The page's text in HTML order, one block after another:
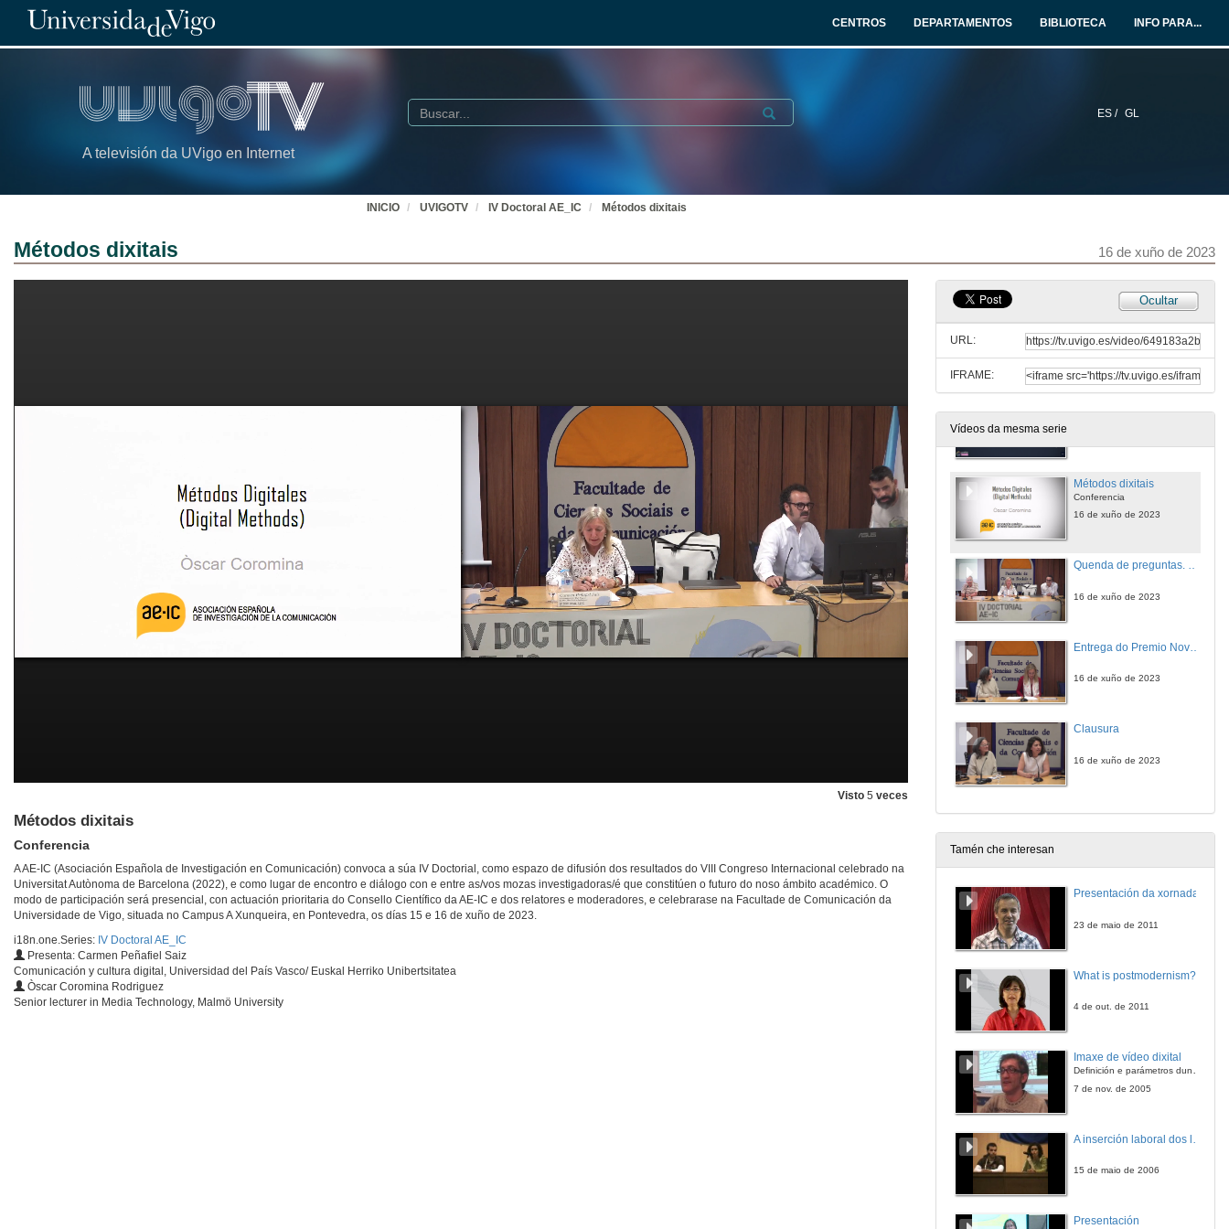
CENTROS DEPARTAMENTOS BIBLIOTECA INFO PARA...
A televisión da UVigo en Internet
ES / GL
Buscar Submit
INICIO UVIGOTV IV Doctoral AE_IC Métodos dixitais
Métodos dixitais 16 de xuño de 2023
Visto 5 veces
Métodos dixitais
Conferencia
A AE-IC (Asociación Española de Investigación en Comunicación) convoca a súa IV Doctorial, como espazo de difusión dos resultados do VIII Congreso Internacional celebrado na
Universitat Autònoma de Barcelona (2022), e como lugar de encontro e diálogo con e entre as/vos mozas investigadoras/é que constitúen o futuro do noso ámbito académico. O
modo de participación será presencial, con actuación prioritaria do Consello Científico da AE-IC e dos relatores e moderadores, e celebrarase na Facultade de Comunicación da
Universidade de Vigo, situada no Campus A Xunqueira, en Pontevedra, os días 15 e 16 de xuño de 2023.
i18n.one.Series: IV Doctoral AE_IC
Presenta: Carmen Peñafiel Saiz
Comunicación y cultura digital, Universidad del País Vasco/ Euskal Herriko Unibertsitatea
Òscar Coromina Rodriguez
Senior lecturer in Media Technology, Malmö University
Ocultar
URL:
IFRAME:
Vídeos da mesma serie
15 de xuño de 2023
Conferencia
16 de xuño de 2023
Métodos dixitais
Conferencia
16 de xuño de 2023
Quenda de preguntas. Métodos dixitais: posibilidades e limitacións
16 de xuño de 2023
16 de xuño de 2023
Clausura
16 de xuño de 2023
Tamén che interesan
Presentación da xornada
23 de maio de 2011
What is postmodernism?
4 de out. de 2011
Imaxe de vídeo dixital
Definición e parámetros dunha imaxe dixital. Resolución e Aspecto. Profundidade da cor. Compresión. Frame por segundo. Entrelazado. Campos, cadros
7 de nov. de 2005
15 de maio de 2006
Presentación